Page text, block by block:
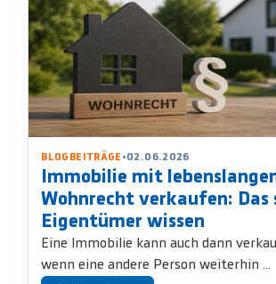
BLOGBEITRÄGE •02.06.2026
Immobilie mit
Wohnrecht verkaufen: Das
Eigentümer wissen
Eine Immobilie kann auch dann
wenn eine andere Person weiterhin ...